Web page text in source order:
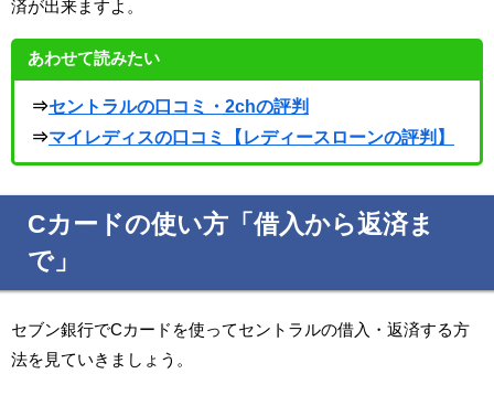
済が出来ますよ。
あわせて読みたい
⇒セントラルの口コミ・2chの評判
⇒マイレディスの口コミ【レディースローンの評判】
Cカードの使い方「借入から返済ま
で」
セブン銀行でCカードを使ってセントラルの借入・返済する方
法を見ていきましょう。